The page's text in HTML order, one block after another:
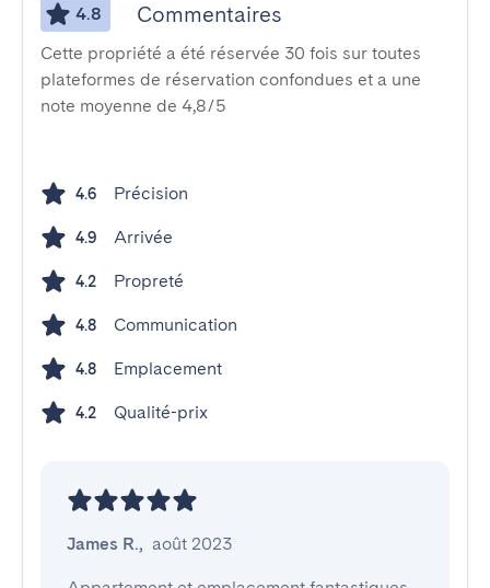
4.8 Commentaires
Cette propriété a été réservée 30 fois sur toutes
plateformes de réservation confondues et a une
note moyenne de 4,8/5
4.6 Précision
4.9 Arrivée
4.2 Propreté
4.8 Communication
4.8 Emplacement
4.2 Qualité-prix
James R., août 2023